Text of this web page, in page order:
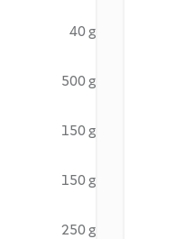
40 g
500 g
150 g
150 g
250 g